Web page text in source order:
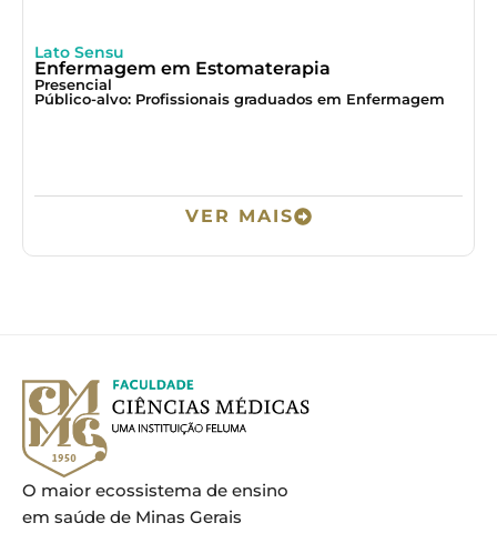
Lato Sensu
Enfermagem em Estomaterapia
Presencial
Público-alvo: Profissionais graduados em Enfermagem
VER MAIS
O maior ecossistema de ensino
em saúde de Minas Gerais